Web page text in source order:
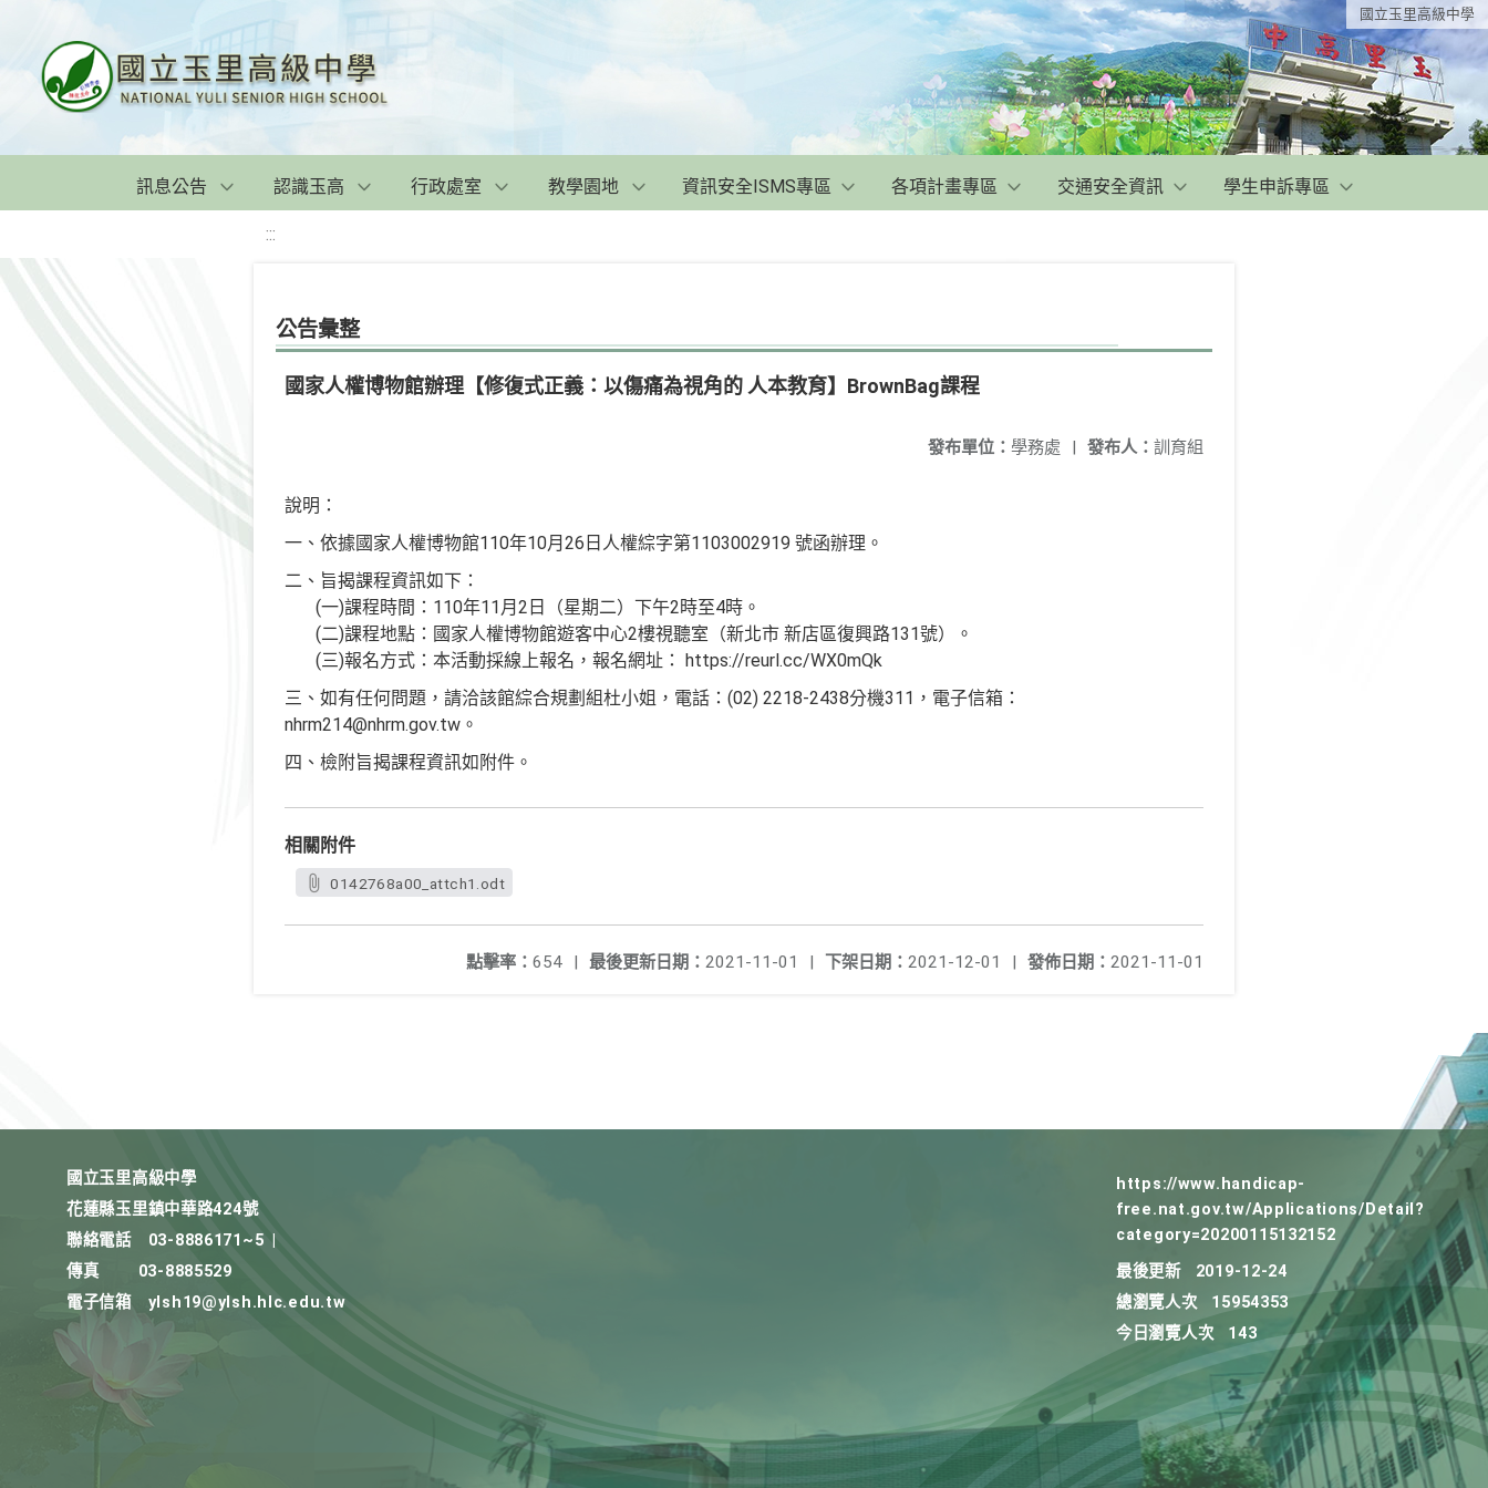
國立玉里高級中學
訊息公告 認識玉高 行政處室 教學園地 資訊安全ISMS專區 各項計畫專區 交通安全資訊 學生申訴專區
:::
公告彙整
國家人權博物館辦理【修復式正義：以傷痛為視角的 人本教育】BrownBag課程
發布人： 訓育組
發布單位： 學務處 |
說明：
一、依據國家人權博物館110年10月26日人權綜字第1103002919 號函辦理。
二、旨揭課程資訊如下：
(一)課程時間：110年11月2日（星期二）下午2時至4時。
(二)課程地點：國家人權博物館遊客中心2樓視聽室（新北市 新店區復興路131號）。
(三)報名方式：本活動採線上報名，報名網址： https://reurl.cc/WX0mQk
三、如有任何問題，請洽該館綜合規劃組杜小姐，電話：(02) 2218-2438分機311，電子信箱：
nhrm214@nhrm.gov.tw。
四、檢附旨揭課程資訊如附件。
相關附件
0142768a00_attch1.odt
發佈日期： 2021-11-01
下架日期： 2021-12-01 |
最後更新日期： 2021-11-01 |
點擊率： 654 |
國立玉里高級中學
花蓮縣玉里鎮中華路424號
聯絡電話
03-8886171~5
傳真
03-8885529
電子信箱
ylsh19@ylsh.hlc.edu.tw
https://www.handicap-
free.nat.gov.tw/Applications/Detail?
category=20200115132152
最後更新
2019-12-24
總瀏覽人次
15954353
今日瀏覽人次
143